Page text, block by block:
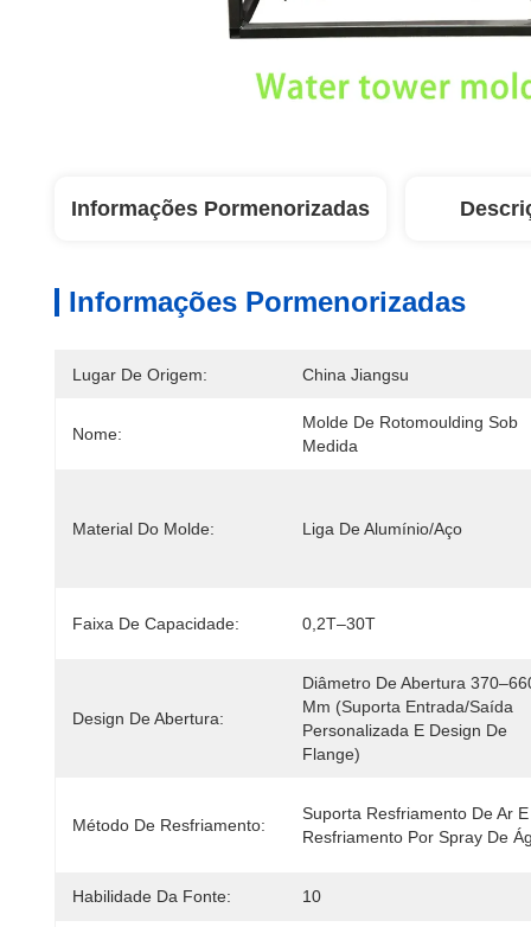
Informações Pormenorizadas
Informações Pormenorizadas
Lugar De Origem: China Jiangsu
Nome:
Molde De Rotomoulding Sob
Medida
Material Do Molde: Liga De Alumínio/Aço
Faixa De Capacidade: 0,2T–30T
Design De Abertura:
Diâmetro De Abertura
Mm (suporta Entrada/saída
Personalizada E Design De
Flange)
Método De Resfriamento:
Suporta Resfriamento De Ar E
Resfriamento Por Spray De
Habilidade Da Fonte: 10